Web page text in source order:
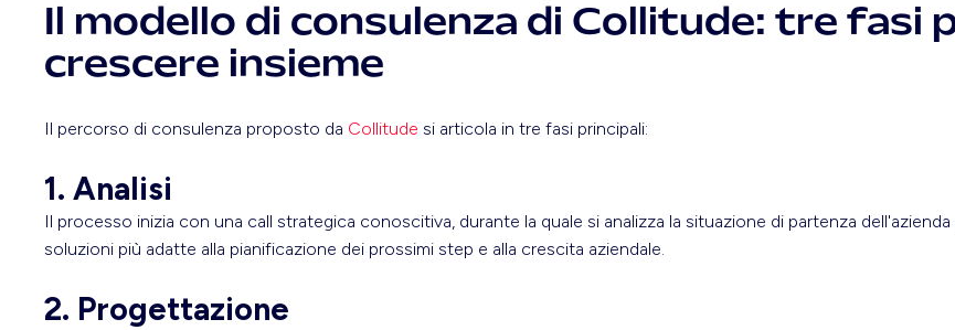
Il modello di consulenza di Collitude: tre fasi
crescere insieme
Il percorso di consulenza proposto da Collitude si articola in tre fasi principali:
1. Analisi
Il processo inizia con una call strategica conoscitiva, durante la quale si analizza la situazione di partenza
soluzioni più adatte alla pianificazione dei prossimi step e alla crescita aziendale.
2. Progettazione